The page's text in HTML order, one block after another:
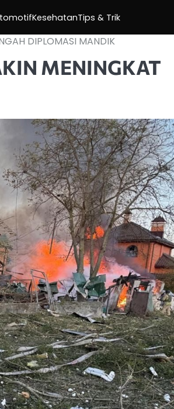
KesehatanTips & Trik
DIPLOMASI MANDIK
MENINGKAT